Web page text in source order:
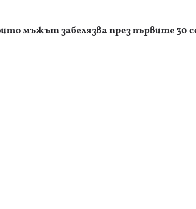
мъжът забелязва през първите 30